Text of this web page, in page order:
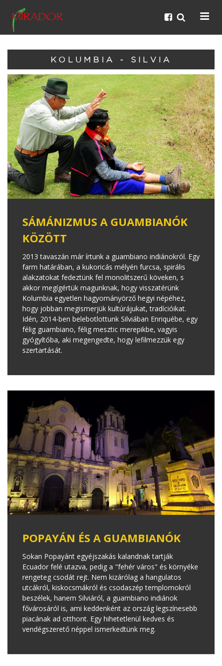
KOLUMBIA - SILVIA
SÁMÁNIZMUS A GUAMBIANÓK
KÖZÖTT
2013 tavaszán már írtunk a guambiano indiánokról. Egy
farm határában, a kukoricás mélyén furcsa, spirális
alakzatokat fedeztünk fel monolitszerű köveken, s
akkor megígértük magunknak, hogy visszatérünk
Kolumbia egyetlen hagyományörző hegyi népéhez,
hogy jobban megismerjük kultúrájukat, tradícióikat.
Idén, 2014-ben belebotlottunk Silviában Enriquébe, egy
félig guambiano, félig mesztic merepikbe, vagyis
gyógyítóba, aki megengedte, hogy lefilmezzük egy
szertartását.
POPAYÁN ÉS A GUAMBIANÓK
Sokan Popayánt egyéjszakás kalandnak tartják
Ecuador felé utazva, pedig a "fehér város" és környéke
rengeteg csodát rejt. Nem kizárólag a hangulatos
utcákról, kiskocsmákról és csodaszép templomokról
beszélek, hanem Silviáról, a guambiano indiánok
fővárosáról is, ami keddenként az ország legszínesebb
piacának ad otthont. Egy hihetetlenül kedves és
vendégszerető néppel ismerkedtünk meg.